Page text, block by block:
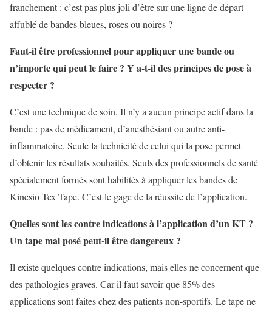
franchement : c’est pas plus joli d’être sur une ligne de départ
affublé de bandes bleues, roses ou noires ?
Faut-il être professionnel pour appliquer une bande ou
n’importe qui peut le faire ? Y a-t-il des principes de pose à
respecter ?
C’est une technique de soin. Il n’y a aucun principe actif dans la
bande : pas de médicament, d’anesthésiant ou autre anti-
inflammatoire. Seule la technicité de celui qui la pose permet
d’obtenir les résultats souhaités. Seuls des professionnels de santé
spécialement formés sont habilités à appliquer les bandes de
Kinesio Tex Tape. C’est le gage de la réussite de l’application.
Quelles sont les contre indications à l’application d’un KT ?
Un tape mal posé peut-il être dangereux ?
Il existe quelques contre indications, mais elles ne concernent que
des pathologies graves. Car il faut savoir que 85% des
applications sont faites chez des patients non-sportifs. Le tape ne